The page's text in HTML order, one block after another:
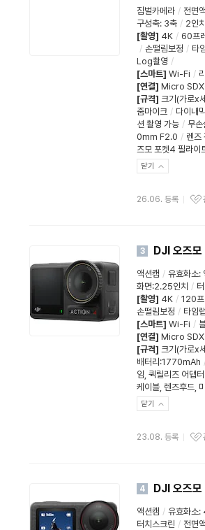
짐벌카메라 / 전면
구성축: 3축 / 2인치
[촬영] 4K / 60프
/ 손떨림보정 / 타
Log촬영 /
[스마트] Wi-Fi /
[연결] Micro
[규격] 크기(가로x
줌마이크 / 다이내
션 촬영 가능 / 무
0mm F2.0 / 렌즈
즈모 포켓4 필라이
닫기
26.06. 등록
3 DJI 오즈
액션캠 / 유효화소:
화면:2.25인치 /
[촬영] 4K / 120프
손떨림보정 / 타임
[스마트] Wi-Fi /
[연결] Micro
[규격] 크기(가로x
배터리:1770mAh
임, 퀵릴리즈 어댑
케이블, 렌즈후드,
닫기
23.08. 등록
4 DJI 오즈
액션캠 / 유효화소:
터치스크린 / 전면